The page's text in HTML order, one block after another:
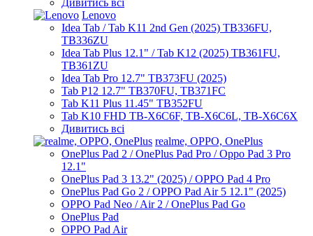
Дивитись всі
Lenovo
Idea Tab / Tab K11 2nd Gen (2025) TB336FU,
TB336ZU
Idea Tab Plus 12.1" / Tab K12 (2025) TB361FU,
TB361ZU
Idea Tab Pro 12.7" TB373FU (2025)
Tab P12 12.7" TB370FU, TB371FC
Tab K11 Plus 11.45" TB352FU
Tab K10 FHD TB-X6C6F, TB-X6C6L, TB-X6C6X
Дивитись всі
realme, OPPO, OnePlus
OnePlus Pad 2 / OnePlus Pad Pro / Oppo Pad 3 Pro
12.1"
OnePlus Pad 3 13.2" (2025) / OPPO Pad 4 Pro
OnePlus Pad Go 2 / OPPO Pad Air 5 12.1" (2025)
OPPO Pad Neo / Air 2 / OnePlus Pad Go
OnePlus Pad
OPPO Pad Air